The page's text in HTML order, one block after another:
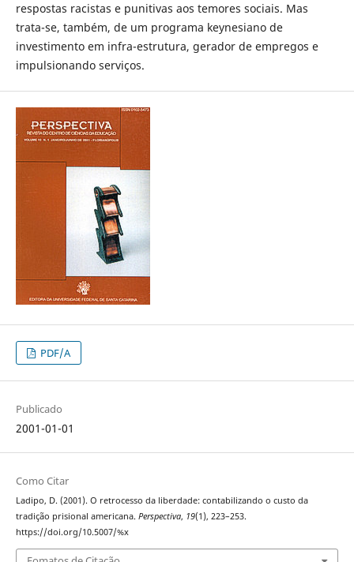
respostas racistas e punitivas aos temores sociais. Mas
trata-se, também, de um programa keynesiano de
investimento em infra-estrutura, gerador de empregos e
impulsionando serviços.
PDF/A
Publicado
2001-01-01
Como Citar
Ladipo, D. (2001). O retrocesso da liberdade: contabilizando o custo da
tradição prisional americana. Perspectiva, 19(1), 223–253.
https://doi.org/10.5007/%x